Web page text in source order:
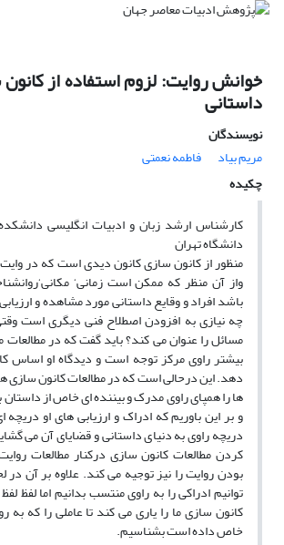
خوانش روایت: لزوم استفاده از
داستانی
نویسندگان
مریم بیاد
فاطمه نعمتی
چکیده
کارشناس ارشد زبان و ادبیات انگلیسی
دانشگاه تهران
منظور از کانون سازی کانون دیدی است که در
واز آن منظر که ممکن است زمانی‘
باشد افراد و وقایع داستانی مورد مشاهده و
چه نیازی به افزودن اصطلاح فنی دیگری است
مسائل را عنوان می کند؟ باید گفت که در مطالعات
بیشتر راوی مرکز توجه است و دیدگاه او اساس
دهد. این درحالی است که در مطالعات کانون
ها را همپای راوی مدرک و بیننده ای خاص از
و بر این باوریم که ادراک و ارزیابی های او
دریچه راوی به دنیای داستانی و قضایای آن می
کردن مطالعات کانون سازی درکنار مطالعات
بودن روایت را نیز توجیه می کند. علاوه بر آن در
توانیم ادراکی را به راوی منتسب بدانیم اما لفظ
کانون سازی ما را یاری می کند تا عاملی را که
خاص داده است بشناسیم.